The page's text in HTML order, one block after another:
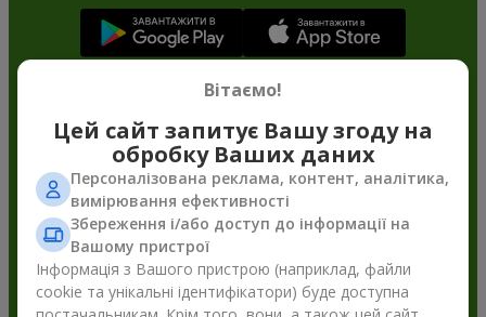
Вітаємо!
Цей сайт запитує Вашу згоду на
обробку Ваших даних
Персоналізована реклама, контент, аналітика,
вимірювання ефективності
Збереження і/або доступ до інформації на
Вашому пристрої
Інформація з Вашого пристрою (наприклад, файли
cookie та унікальні ідентифікатори) буде доступна